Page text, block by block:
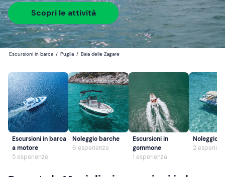
Scopri le attività
Escursioni in barca / Puglia / Baia delle Zagare
Escursioni in barca
a motore
5 esperienze
Noleggio barche
6 esperienze
Escursioni in
gommone
1 esperienza
Noleggio
2